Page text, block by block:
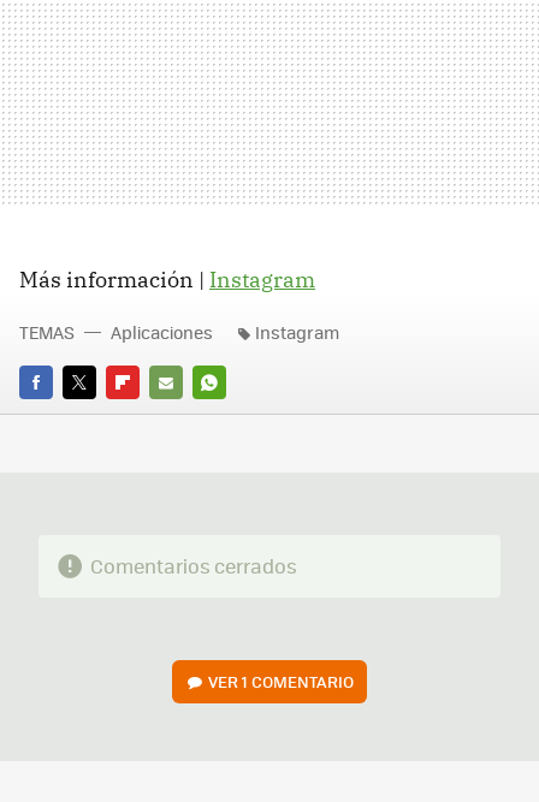
Más información | Instagram
FACEBOOK
TWITTERFLIPBOARD
E-
WHATSAPP
TEMAS Aplicaciones Instagram
Comentarios cerrados
VER1 COMENTARIO